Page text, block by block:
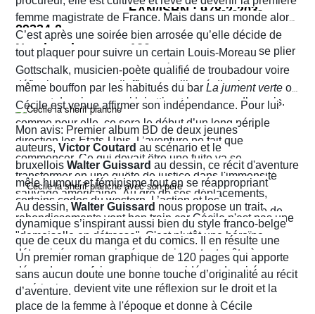
EAN/ISBN : 978-2-203-
29334-2
Nombre de pages :120
femme magistrate de France. Mais dans un monde alors
très machiste, elle est confrontée à une institution
judiciaire exclusivement masculine. Refusant de se plier
aux conventions sociales de l'époque, elle ne cesse de
défier les normes et d’affirmer sa liberté d’action en
prenant des risques qui lui attirent beaucoup d’ennuis.
C’est après une soirée bien arrosée qu’elle décide de
tout plaquer pour suivre un certain Louis-Moreau
Gottschalk, musicien-poète qualifié de troubadour voire
même bouffon par les habitués du bar La jument verte où
Cécile est venue affirmer son indépendance. Pour lui
comme pour elle, ce sera le début d’un long périple
direction les États-Unis. L’aventure ne fait que
commencer. Ce qui devait être une fuite va se
transformer en une quête de justice dans l'immensité
sauvage américaine. Au gré de ses déplacements,
Cécile finira contre toute attente par troquer la robe de
juriste contre l'étoile de shérif…
Mon avis: Premier album BD de deux jeunes
auteurs, Victor Coutard au scénario et le
bruxellois Walter Guissard au dessin, ce récit d'aventure
mêle humour et féminisme tout en se réappropriant
certains codes du western. L’action et les
rebondissements vont bon train car Cécile n'est pas une
"demoiselle en détresse". C'est plutôt une héroïne
déterminée, un peu ingénue mais surtout prête à en
découdre pour faire respecter ses idéaux. La virée
américaine devient vite une réflexion sur le droit et la
place de la femme à l'époque et donne à Cécile
Au dessin, Walter Guissard nous propose un trait
dynamique s’inspirant aussi bien du style franco-belge
que de ceux du manga et du comics. Il en résulte une
narration visuelle hyper dynamique privilégiant le
mouvement et l'énergie, c'est le moins que l'on puisse
dire.
Un premier roman graphique de 120 pages qui apporte
sans aucun doute une bonne touche d’originalité au récit
d’aventure.